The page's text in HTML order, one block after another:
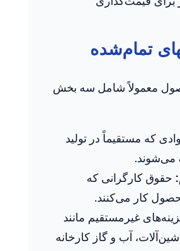
معمولاً شامل سه بخش
که مستقیماً در تولید
حقوق کارگرانی که
کار می‌کنند.
غیرمستقیم مانند
آب و گاز کارخانه